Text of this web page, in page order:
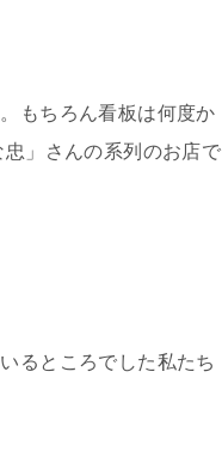
もちろん看板は何度か
」さんの系列のお店で
るところでした私たち